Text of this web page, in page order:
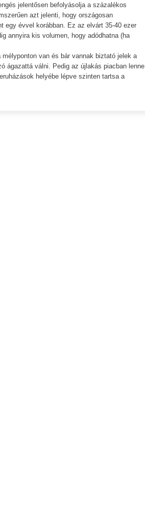
jelentősen befolyásolja a százalékos
azt jelenti, hogy országosan
egy évvel korábban. Ez az elvárt 35-40 ezer
annyira kis volumen, hogy adódhatna (ha
van és bár vannak biztató jelek a
ágazattá válni. Pedig az újlakás piacban lenne
helyébe lépve szinten tartsa a